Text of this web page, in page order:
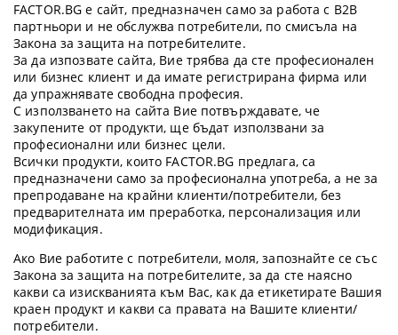
FACTOR.BG е сайт, предназначен само за работа с B2B
партньори и не обслужва потребители, по смисъла на
Закона за защита на потребителите.
За да изпозвате сайта, Вие трябва да сте професионален
или бизнес клиент и да имате регистрирана фирма или
да упражнявате свободна професия.
С използването на сайта Вие потвърждавате, че
закупените от продукти, ще бъдат използвани за
професионални или бизнес цели.
Всички продукти, които FACTOR.BG предлага, са
предназначени само за професионална употреба, а не за
препродаване на крайни клиенти/потребители, без
предварителната им преработка, персонализация или
модификация.
Ако Вие работите с потребители, моля, запознайте се със
Закона за защита на потребителите, за да сте наясно
какви са изискванията към Вас, как да етикетирате Вашия
краен продукт и какви са правата на Вашите клиенти/
потребители.